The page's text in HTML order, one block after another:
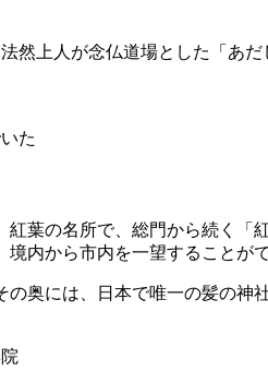
然上人が念仏道場とした「あだ
た
葉の名所で、総門から続く
内から市内を一望することがで
奥には、日本で唯一の髪の神